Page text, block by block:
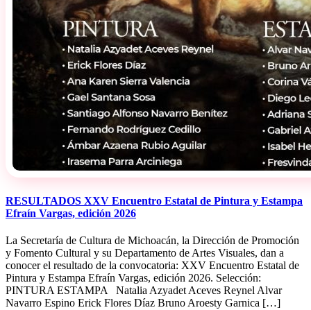
RESULTADOS XXV Encuentro Estatal de Pintura y Estampa
Efraín Vargas, edición 2026
La Secretaría de Cultura de Michoacán, la Dirección de Promoción
y Fomento Cultural y su Departamento de Artes Visuales, dan a
conocer el resultado de la convocatoria: XXV Encuentro Estatal de
Pintura y Estampa Efraín Vargas, edición 2026. Selección:
PINTURA ESTAMPA Natalia Azyadet Aceves Reynel Alvar
Navarro Espino Erick Flores Díaz Bruno Aroesty Garnica […]